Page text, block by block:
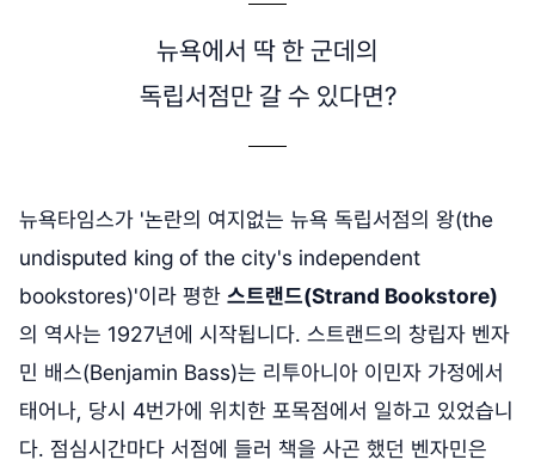
뉴욕에서 딱 한 군데의
독립서점만 갈 수 있다면?
뉴욕타임스가 '논란의 여지없는 뉴욕 독립서점의 왕(the
undisputed king of the city's independent
bookstores)'이라 평한 스트랜드(Strand Bookstore)
의 역사는 1927년에 시작됩니다. 스트랜드의 창립자 벤자
민 배스(Benjamin Bass)는 리투아니아 이민자 가정에서
태어나, 당시 4번가에 위치한 포목점에서 일하고 있었습니
다. 점심시간마다 서점에 들러 책을 사곤 했던 벤자민은